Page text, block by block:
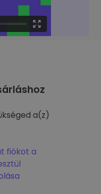
a(z)
fiókot a